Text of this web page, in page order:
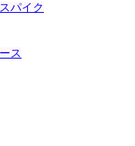
パイク
ス